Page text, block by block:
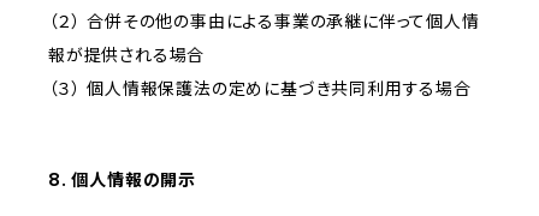
（２） 合併その他の事由による事業の承継に伴って個人情
報が提供される場合
（３） 個人情報保護法の定めに基づき共同利用する場合
8. 個人情報の開示